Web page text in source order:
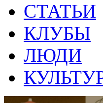
СТАТЬИ
КЛУБЫ
ЛЮДИ